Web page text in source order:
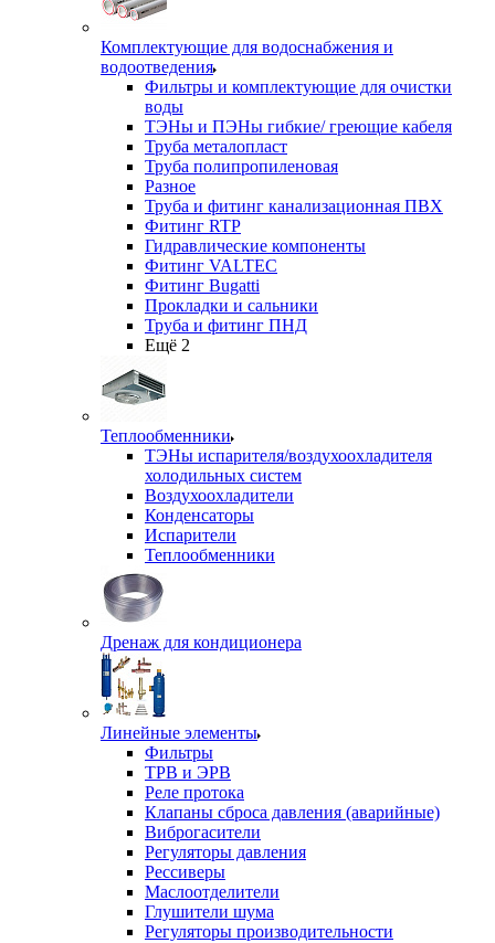
Комплектующие для водоснабжения и
водоотведения
Фильтры и комплектующие для очистки
воды
ТЭНы и ПЭНы гибкие/ греющие кабеля
Труба металопласт
Труба полипропиленовая
Разное
Труба и фитинг канализационная ПВХ
Фитинг RTP
Гидравлические компоненты
Фитинг VALTEC
Фитинг Bugatti
Прокладки и сальники
Труба и фитинг ПНД
Ещё 2
Теплообменники
ТЭНы испарителя/воздухоохладителя
холодильных систем
Воздухоохладители
Конденсаторы
Испарители
Теплообменники
Дренаж для кондиционера
Линейные элементы
Фильтры
ТРВ и ЭРВ
Реле протока
Клапаны сброса давления (аварийные)
Виброгасители
Регуляторы давления
Рессиверы
Маслоотделители
Глушители шума
Регуляторы производительности